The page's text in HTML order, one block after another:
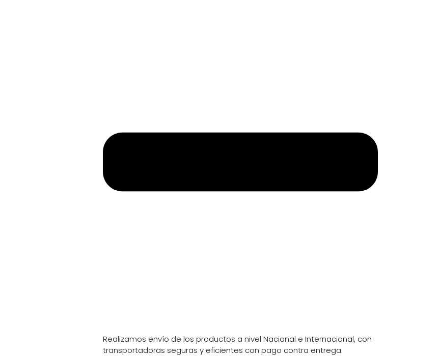
Realizamos envío de los productos a nivel Nacional e Internacional, con
transportadoras seguras y eficientes con pago contra entrega.